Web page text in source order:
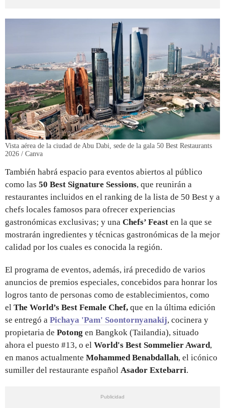
Vista aérea de la ciudad de Abu Dabi, sede de la gala 50 Best Restaurants
2026 / Canva
También habrá espacio para eventos abiertos al público
como las 50 Best Signature Sessions, que reunirán a
restaurantes incluidos en el ranking de la lista de 50 Best y a
chefs locales famosos para ofrecer experiencias
gastronómicas exclusivas; y una Chefs’ Feast en la que se
mostrarán ingredientes y técnicas gastronómicas de la mejor
calidad por los cuales es conocida la región.
El programa de eventos, además, irá precedido de varios
anuncios de premios especiales, concebidos para honrar los
logros tanto de personas como de establecimientos, como
el The World’s Best Female Chef, que en la última edición
se entregó a Pichaya 'Pam' Soontornyanakij, cocinera y
propietaria de Potong en Bangkok (Tailandia), situado
ahora el puesto #13, o el World's Best Sommelier Award,
en manos actualmente Mohammed Benabdallah, el icónico
sumiller del restaurante español Asador Extebarri.